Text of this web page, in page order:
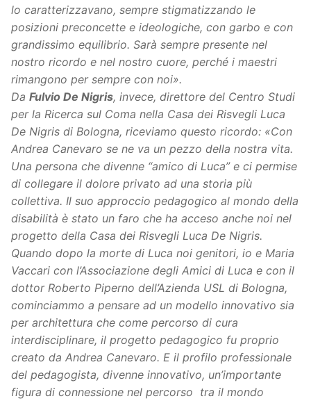
lo caratterizzavano, sempre stigmatizzando le
posizioni preconcette e ideologiche, con garbo e con
grandissimo equilibrio. Sarà sempre presente nel
nostro ricordo e nel nostro cuore, perché i maestri
rimangono per sempre con noi».
Da Fulvio De Nigris, invece, direttore del Centro Studi
per la Ricerca sul Coma nella Casa dei Risvegli Luca
De Nigris di Bologna, riceviamo questo ricordo: «Con
Andrea Canevaro se ne va un pezzo della nostra vita.
Una persona che divenne “amico di Luca” e ci permise
di collegare il dolore privato ad una storia più
collettiva. Il suo approccio pedagogico al mondo della
disabilità è stato un faro che ha acceso anche noi nel
progetto della Casa dei Risvegli Luca De Nigris.
Quando dopo la morte di Luca noi genitori, io e Maria
Vaccari con l’Associazione degli Amici di Luca e con il
dottor Roberto Piperno dell’Azienda USL di Bologna,
cominciammo a pensare ad un modello innovativo sia
per architettura che come percorso di cura
interdisciplinare, il progetto pedagogico fu proprio
creato da Andrea Canevaro. E il profilo professionale
del pedagogista, divenne innovativo, un’importante
figura di connessione nel percorso tra il mondo